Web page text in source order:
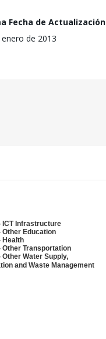
Fecha de Actualización
de 2013
ICT Infrastructure
Other Education
Health
Other Transportation
Other Water Supply,
and Waste Management